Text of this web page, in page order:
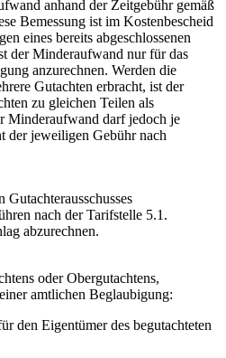
anhand der Zeitgebühr gemäß
Bemessung ist im Kostenbescheid
eines bereits abgeschlossenen
der Minderaufwand nur für das
anzurechnen. Werden die
Gutachten erbracht, ist der
zu gleichen Teilen als
Minderaufwand darf jedoch je
der jeweiligen Gebühr nach
Gutachterausschusses
nach der Tarifstelle 5.1.
abzurechnen.
oder Obergutachtens,
amtlichen Beglaubigung:
den Eigentümer des begutachteten